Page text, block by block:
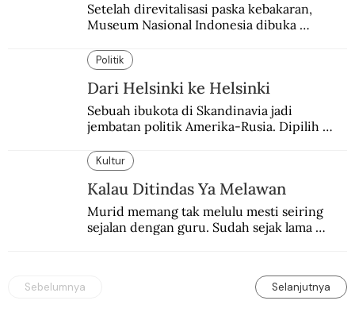
Setelah direvitalisasi paska kebakaran,
Museum Nasional Indonesia dibuka
Pameran Repatriasi 2024.
Politik
Dari Helsinki ke Helsinki
Sebuah ibukota di Skandinavia jadi
jembatan politik Amerika-Rusia. Dipilih
Kultur
Kalau Ditindas Ya Melawan
Murid memang tak melulu mesti seiring
sejalan dengan guru. Sudah sejak lama
Sebelumnya Selanjutnya